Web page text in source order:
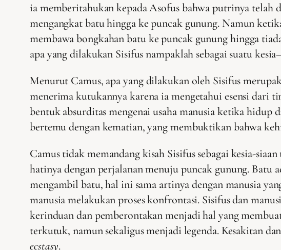
ia memberitahukan kepada Asofus bahwa putrinya telah
mengangkat batu hingga ke puncak gunung. Namun
membawa bongkahan batu ke puncak gunung hingga
apa yang dilakukan Sisifus nampaklah sebagai suatu
Menurut Camus, apa yang dilakukan oleh Sisifus
menerima kutukannya karena ia mengetahui esensi dari
bentuk absurditas mengenai usaha manusia ketika
bertemu dengan kematian, yang membuktikan bahwa
Camus tidak memandang kisah Sisifus sebagai kesia-
hatinya dengan perjalanan menuju puncak gunung. Batu
mengambil batu, hal ini sama artinya dengan manusia
manusia melakukan proses konfrontasi. Sisifus dan
kerinduan dan pemberontakan menjadi hal yang
terkutuk, namun sekaligus menjadi legenda. Kesakitan
ecstasy.